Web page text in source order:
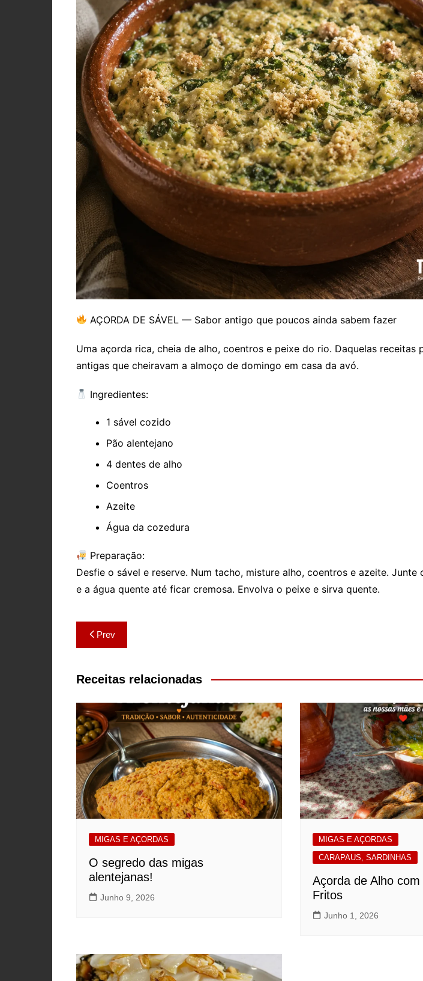
AÇORDA DE SÁVEL — Sabor antigo que poucos ainda sabem fazer
Uma açorda rica, cheia de alho, coentros e peixe do rio. Daquelas receitas
antigas que cheiravam a almoço de domingo em casa da avó.
Ingredientes:
1 sável cozido
Pão alentejano
4 dentes de alho
Coentros
Azeite
Água da cozedura
Preparação:
Desfie o sável e reserve. Num tacho, misture alho, coentros e azeite. Junte
e a água quente até ficar cremosa. Envolva o peixe e sirva quente.
Navegação
de
artigos
Prev
Receitas relacionadas
MIGAS E AÇORDAS
O segredo das migas
alentejanas!
Junho 9, 2026
MIGAS E AÇORDAS
CARAPAUS, SARDINHAS
Açorda de Alho
Fritos
Junho 1, 2026